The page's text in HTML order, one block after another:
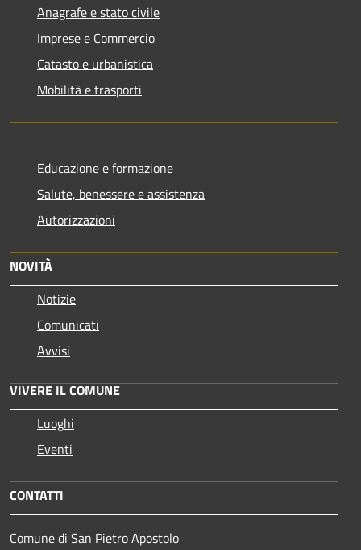
Anagrafe e stato civile
Imprese e Commercio
Catasto e urbanistica
Mobilità e trasporti
Educazione e formazione
Salute, benessere e assistenza
Autorizzazioni
NOVITÀ
Notizie
Comunicati
Avvisi
VIVERE IL COMUNE
Luoghi
Eventi
CONTATTI
Comune di San Pietro Apostolo